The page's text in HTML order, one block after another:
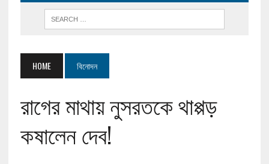
HOME বিনোদন
রাগের মাথায় নুসরতকে থাপ্পড়
কষালেন দেব!